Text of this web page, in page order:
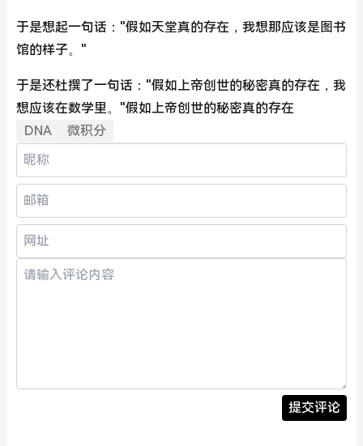
于是想起一句话："假如天堂真的存在，我想那应该是图书
馆的样子。"
于是还杜撰了一句话："假如上帝创世的秘密真的存在，我
想应该在数学里。"假如上帝创世的秘密真的存在
DNA
微积分
提交评论